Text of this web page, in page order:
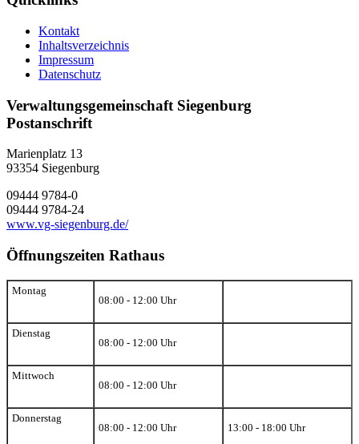
Kontakt
Inhaltsverzeichnis
Impressum
Datenschutz
Verwaltungsgemeinschaft Siegenburg
Postanschrift
Marienplatz 13
93354 Siegenburg
09444 9784-0
09444 9784-24
www.vg-siegenburg.de/
Öffnungszeiten Rathaus
Montag
08:00 - 12:00 Uhr
Dienstag
08:00 - 12:00 Uhr
Mittwoch
08:00 - 12:00 Uhr
Donnerstag
08:00 - 12:00 Uhr
13:00 - 18:00 Uhr